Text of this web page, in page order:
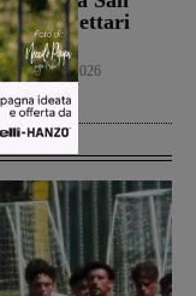
Tre ettari
7 Agosto 2026